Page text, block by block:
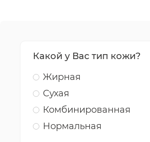
Какой у Вас тип кожи?
Жирная
Сухая
Комбинированная
Нормальная